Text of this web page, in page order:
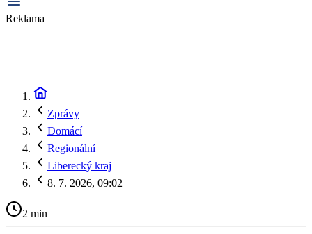
Reklama
Zprávy
Domácí
Regionální
Liberecký kraj
8. 7. 2026, 09:02
2 min